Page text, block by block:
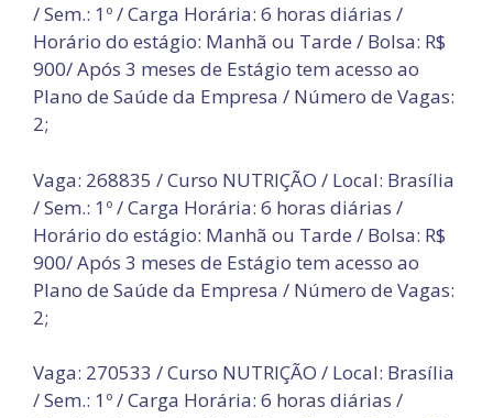
/ Sem.: 1º / Carga Horária: 6 horas diárias /
Horário do estágio: Manhã ou Tarde / Bolsa: R$
900/ Após 3 meses de Estágio tem acesso ao
Plano de Saúde da Empresa / Número de Vagas:
2;
Vaga: 268835 / Curso NUTRIÇÃO / Local: Brasília
/ Sem.: 1º / Carga Horária: 6 horas diárias /
Horário do estágio: Manhã ou Tarde / Bolsa: R$
900/ Após 3 meses de Estágio tem acesso ao
Plano de Saúde da Empresa / Número de Vagas:
2;
Vaga: 270533 / Curso NUTRIÇÃO / Local: Brasília
/ Sem.: 1º / Carga Horária: 6 horas diárias /